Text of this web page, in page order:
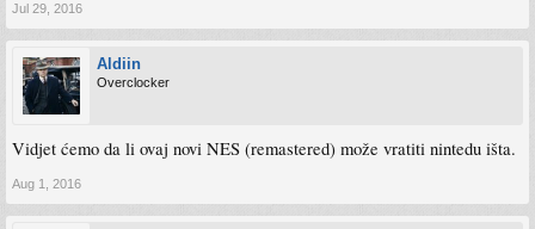
Jul 29, 2016
Aldiin
Overclocker
Vidjet ćemo da li ovaj novi NES (remastered) može vratiti nintedu išta.
Aug 1, 2016